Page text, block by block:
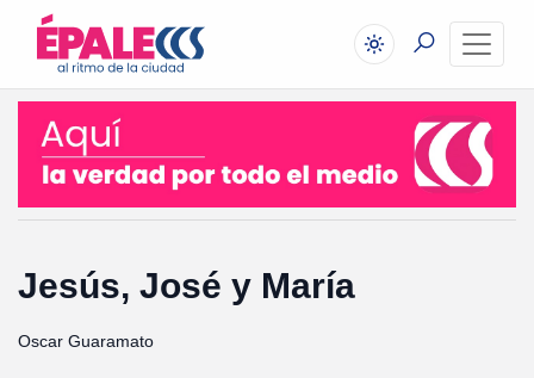
Jesús, José y María
Oscar Guaramato